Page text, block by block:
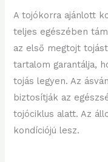
A tojókorra ajánlott
teljes egészében
az első megtojt
tartalom garantálja,
tojás legyen. Az
biztosítják az
tojóciklus alatt. Az
kondíciójú lesz.